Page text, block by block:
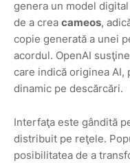
genera un model
de a crea cameos,
copie generată a unei
acordul. OpenAI
care indică originea AI,
dinamic pe descărcări.
Interfaţa este gândită
distribuit pe reţele.
posibilitatea de a